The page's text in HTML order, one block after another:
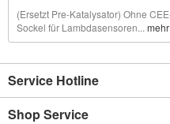
(Ersetzt Pre-Katalysator) Ohne
Sockel für Lambdasensoren... mehr
Service Hotline
Shop Service